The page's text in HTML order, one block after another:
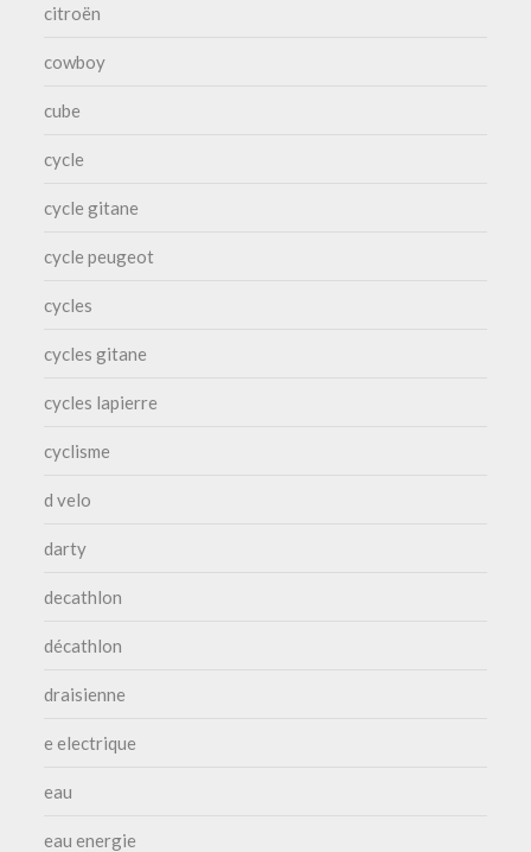
citroën
cowboy
cube
cycle
cycle gitane
cycle peugeot
cycles
cycles gitane
cycles lapierre
cyclisme
d velo
darty
decathlon
décathlon
draisienne
e electrique
eau
eau energie